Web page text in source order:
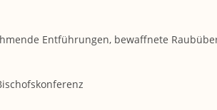
Entführungen, bewaffnete